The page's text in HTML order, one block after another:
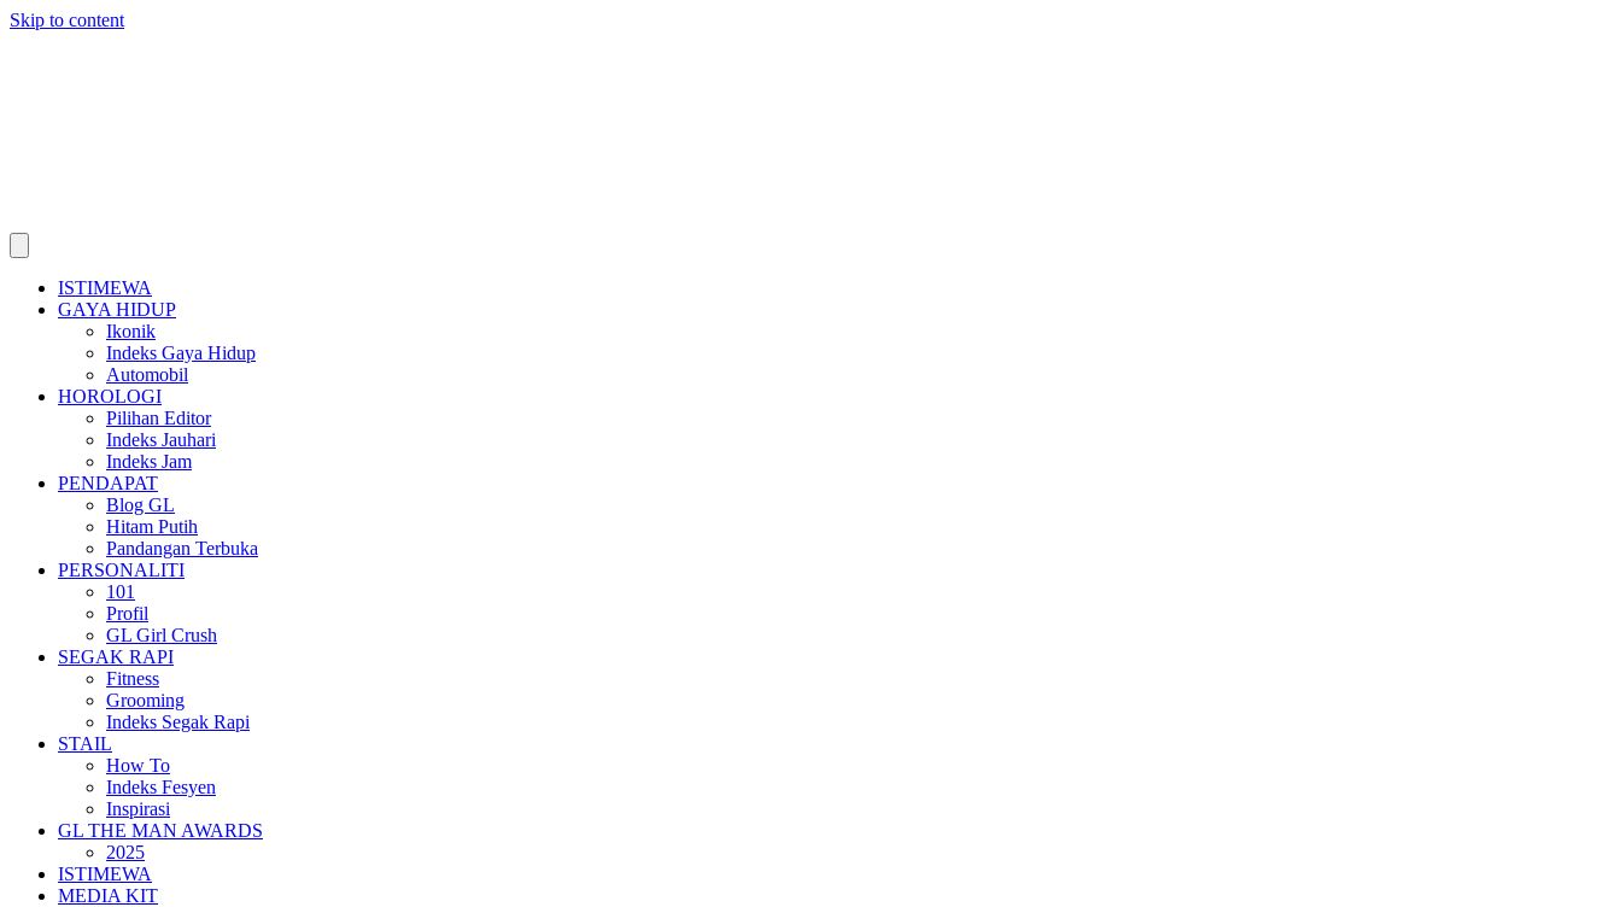
Skip to content
ISTIMEWA
GAYA HIDUP
Ikonik
Indeks Gaya Hidup
Automobil
HOROLOGI
Pilihan Editor
Indeks Jauhari
Indeks Jam
PENDAPAT
Blog GL
Hitam Putih
Pandangan Terbuka
PERSONALITI
101
Profil
GL Girl Crush
SEGAK RAPI
Fitness
Grooming
Indeks Segak Rapi
STAIL
How To
Indeks Fesyen
Inspirasi
GL THE MAN AWARDS
2025
ISTIMEWA
MEDIA KIT